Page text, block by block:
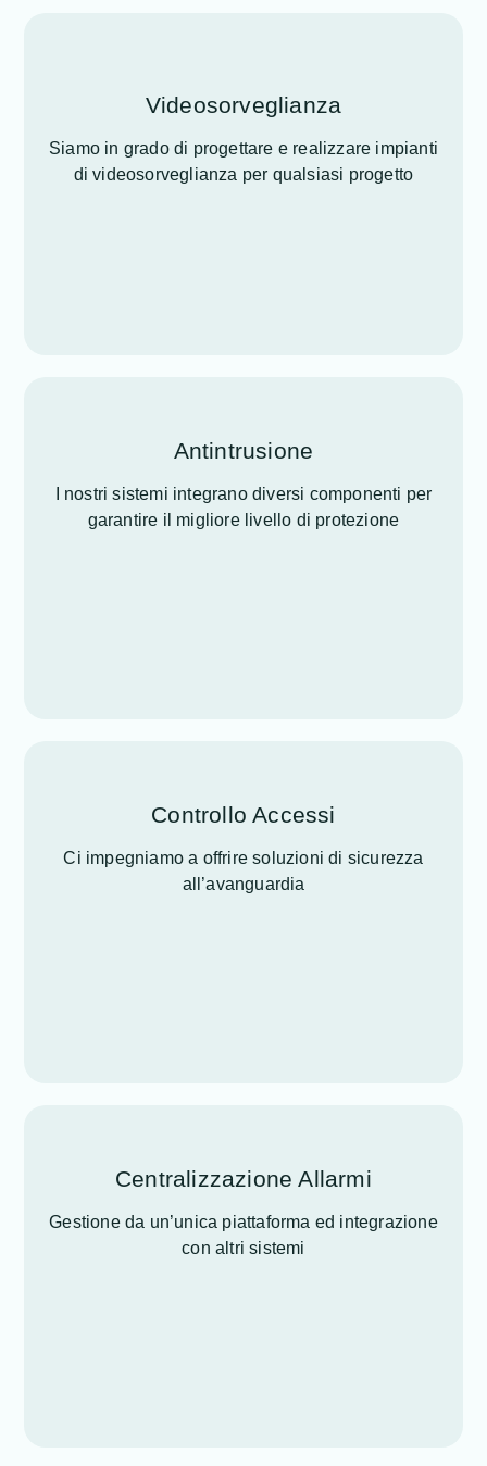
Videosorveglianza
Siamo in grado di progettare e realizzare impianti
di videosorveglianza per qualsiasi progetto
Antintrusione
I nostri sistemi integrano diversi componenti per
garantire il migliore livello di protezione
Controllo Accessi
Ci impegniamo a offrire soluzioni di sicurezza
all’avanguardia
Centralizzazione Allarmi
Gestione da un’unica piattaforma ed integrazione
con altri sistemi